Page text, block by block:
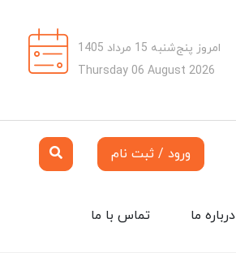
امروز پنج‌شنبه 15 مرداد 1405
Thursday 06 August 2026
ورود / ثبت نام
تماس با ما درباره ما